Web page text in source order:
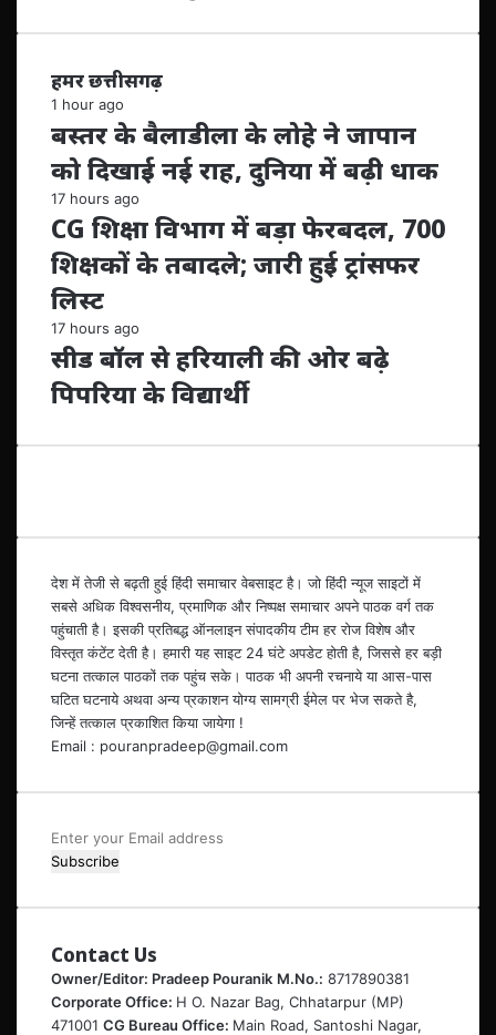
हमर छत्तीसगढ़
1 hour ago
बस्तर के बैलाडीला के लोहे ने जापान
को दिखाई नई राह, दुनिया में बढ़ी धाक
17 hours ago
CG शिक्षा विभाग में बड़ा फेरबदल, 700
शिक्षकों के तबादले; जारी हुई ट्रांसफर
लिस्ट
17 hours ago
सीड बॉल से हरियाली की ओर बढ़े
पिपरिया के विद्यार्थी
देश में तेजी से बढ़ती हुई हिंदी समाचार वेबसाइट है। जो हिंदी न्यूज साइटों में
सबसे अधिक विश्वसनीय, प्रमाणिक और निष्पक्ष समाचार अपने पाठक वर्ग तक
पहुंचाती है। इसकी प्रतिबद्ध ऑनलाइन संपादकीय टीम हर रोज विशेष और
विस्तृत कंटेंट देती है। हमारी यह साइट 24 घंटे अपडेट होती है, जिससे हर बड़ी
घटना तत्काल पाठकों तक पहुंच सके। पाठक भी अपनी रचनाये या आस-पास
घटित घटनाये अथवा अन्य प्रकाशन योग्य सामग्री ईमेल पर भेज सकते है,
जिन्हें तत्काल प्रकाशित किया जायेगा !
Email : pouranpradeep@gmail.com
Enter
your
address
Contact Us
Owner/Editor: Pradeep Pouranik M.No.: 8717890381
Corporate Office: H O. Nazar Bag, Chhatarpur (MP)
471001 CG Bureau Office: Main Road, Santoshi Nagar,